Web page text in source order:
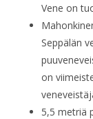
Vene on
Seppälän
on
5,5 metriä